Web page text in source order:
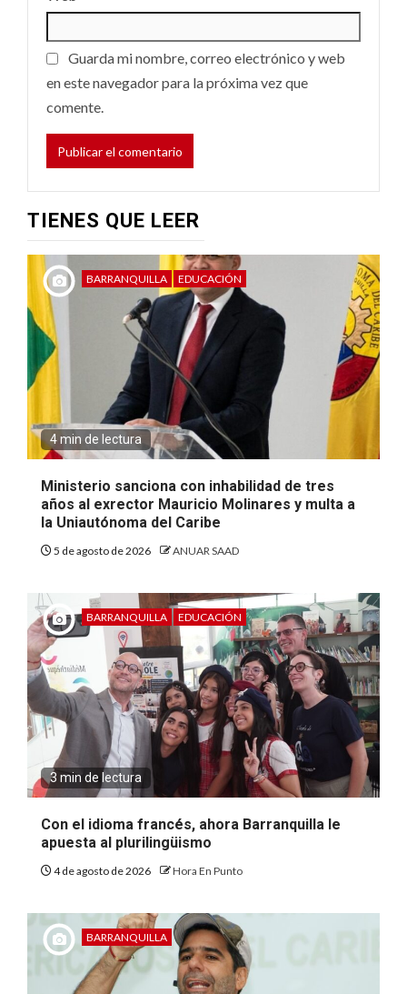
Guarda mi nombre, correo electrónico y web
en este navegador para la próxima vez que
comente.
TIENES QUE LEER
BARRANQUILLA EDUCACIÓN
4 min de lectura
Ministerio sanciona con inhabilidad de tres
años al exrector Mauricio Molinares y multa a
la Uniautónoma del Caribe
5 de agosto de 2026 ANUAR SAAD
BARRANQUILLA EDUCACIÓN
3 min de lectura
Con el idioma francés, ahora Barranquilla le
apuesta al plurilingüismo
4 de agosto de 2026 Hora En Punto
BARRANQUILLA